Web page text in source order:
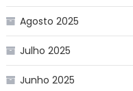
Agosto 2025
Julho 2025
Junho 2025